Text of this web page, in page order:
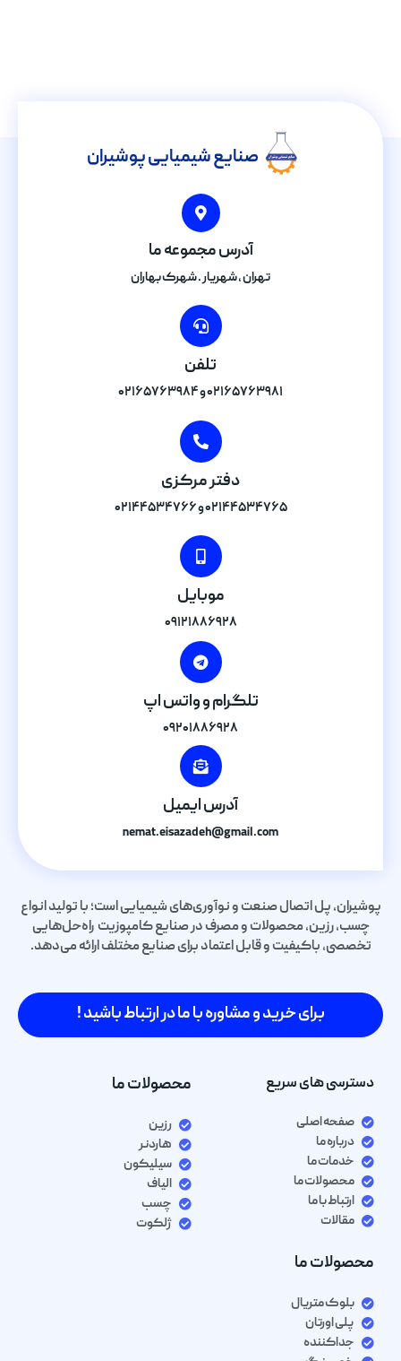
صنایع شیمیایی پوشیران
آدرس مجموعه ما
تهران , شهریار . شهرک بهاران
تلفن
۰۲۱۶۵۷۶۳۹۸۱ و ۰۲۱۶۵۷۶۳۹۸۴
دفتر مرکزی
۰۲۱۴۴۵۳۴۷۶۵ و ۰۲۱۴۴۵۳۴۷۶۶
موبایل
۰۹۱۲۱۸۸۶۹۲۸
تلگرام و واتس اپ
۰۹۲۰۱۸۸۶۹۲۸
آدرس ایمیل
nemat.eisazadeh@gmail.com
پوشیران، پل اتصال صنعت و نوآوری‌های شیمیایی است؛ با تولید انواع
چسب، رزین، محصولات و مصرف در صنایع کامپوزیت راه‌حل‌هایی
تخصصی، باکیفیت و قابل اعتماد برای صنایع مختلف ارائه می‌دهد.
برای خرید و مشاوره با ما در ارتباط باشید !
دسترسی های سریع
صفحه اصلی
درباره ما
خدمات ما
محصولات ما
ارتباط با ما
مقالات
محصولات ما
رزین
هاردنر
سیلیکون
الیاف
چسب
ژلکوت
محصولات ما
بلوک متریال
پلی اورتان
جداکننده